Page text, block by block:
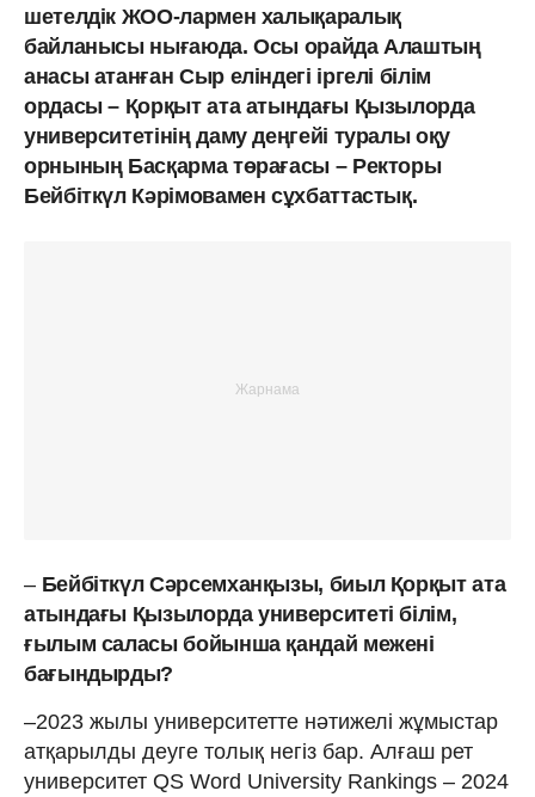
шетелдік ЖОО-лармен халықаралық
байланысы нығаюда. Осы орайда Алаштың
анасы атанған Сыр еліндегі іргелі білім
ордасы – Қорқыт ата атындағы Қызылорда
университетінің даму деңгейі туралы оқу
орнының Басқарма төрағасы – Ректоры
Бейбіткүл Кәрімовамен сұхбаттастық.
– Бейбіткүл Сәрсемханқызы, биыл Қорқыт ата
атындағы Қызылорда университеті білім,
ғылым саласы бойынша қандай межені
бағындырды?
–2023 жылы университетте нәтижелі жұмыстар
атқарылды деуге толық негіз бар. Алғаш рет
университет QS Word University Rankings – 2024